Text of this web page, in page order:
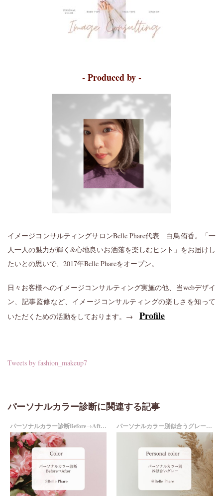
- Produced by -
イメージコンサルティングサロンBelle Phare代表 白鳥侑香。「一
人一人の魅力が輝く&心地良いお洒落を楽しむヒント」をお届けし
たいとの思いで、2017年Belle Phareをオープン。
日々お客様へのイメージコンサルティング実施の他、当webデザイ
ン、記事監修など、イメージコンサルティングの楽しさを知って
いただくための活動をしております。→ Profile
Tweets by fashion_makeup7
パーソナルカラー診断に関連する記事
パーソナルカラー診断Before→After♡ パーソナルカラー別似合うグレーは？